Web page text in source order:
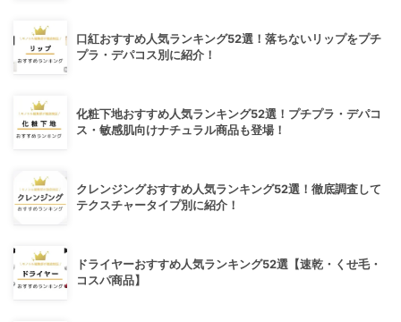
口紅おすすめ人気ランキング52選！落ちないリップをプチ
プラ・デパコス別に紹介！
化粧下地おすすめ人気ランキング52選！プチプラ・デパコ
ス・敏感肌向けナチュラル商品も登場！
クレンジングおすすめ人気ランキング52選！徹底調査して
テクスチャータイプ別に紹介！
ドライヤーおすすめ人気ランキング52選【速乾・くせ毛・
コスパ商品】